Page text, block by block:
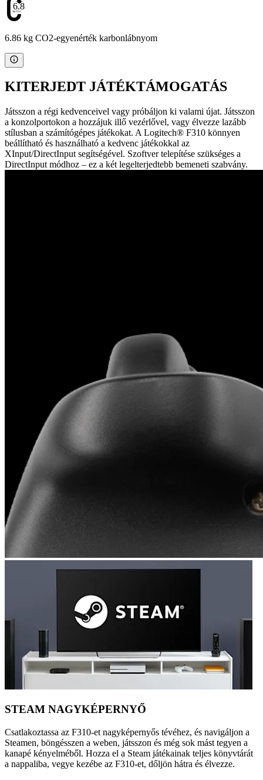
6.86
6.86 kg CO2-egyenérték karbonlábnyom
KITERJEDT JÁTÉKTÁMOGATÁS
Játsszon a régi kedvenceivel vagy próbáljon ki valami újat. Játsszon
a konzolportokon a hozzájuk illő vezérlővel, vagy élvezze lazább
stílusban a számítógépes játékokat. A Logitech® F310 könnyen
beállítható és használható a kedvenc játékokkal az
XInput/DirectInput segítségével. Szoftver telepítése szükséges a
DirectInput módhoz – ez a két legelterjedtebb bemeneti szabvány.
STEAM NAGYKÉPERNYŐ
Csatlakoztassa az F310-et nagyképernyős tévéhez, és navigáljon a
Steamen, böngésszen a weben, játsszon és még sok mást tegyen a
kanapé kényelméből. Hozza el a Steam játékainak teljes könyvtárát
a nappaliba, vegye kezébe az F310-et, dőljön hátra és élvezze.